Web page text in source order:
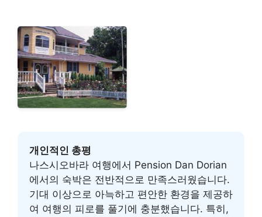
개인적인 총평
나스시오바라 여행에서 Pension Dan Dorian
에서의 숙박은 전반적으로 만족스러웠습니다.
기대 이상으로 아늑하고 편안한 환경을 제공하
여 여행의 피로를 풀기에 충분했습니다. 특히,